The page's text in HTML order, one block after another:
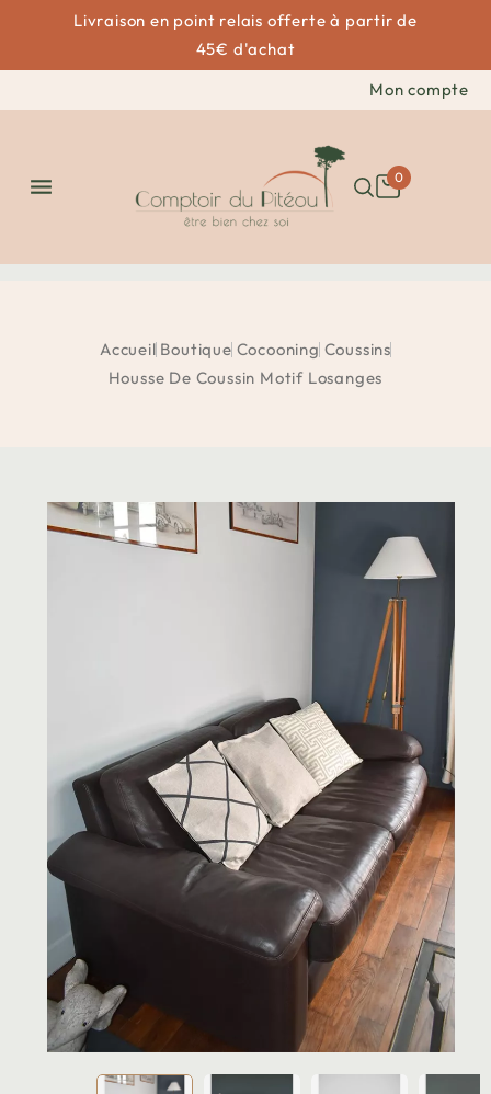
Livraison en point relais offerte à partir de
45€ d'achat
Mon compte
 0
Accueil Boutique Cocooning Coussins
Housse De Coussin Motif Losanges